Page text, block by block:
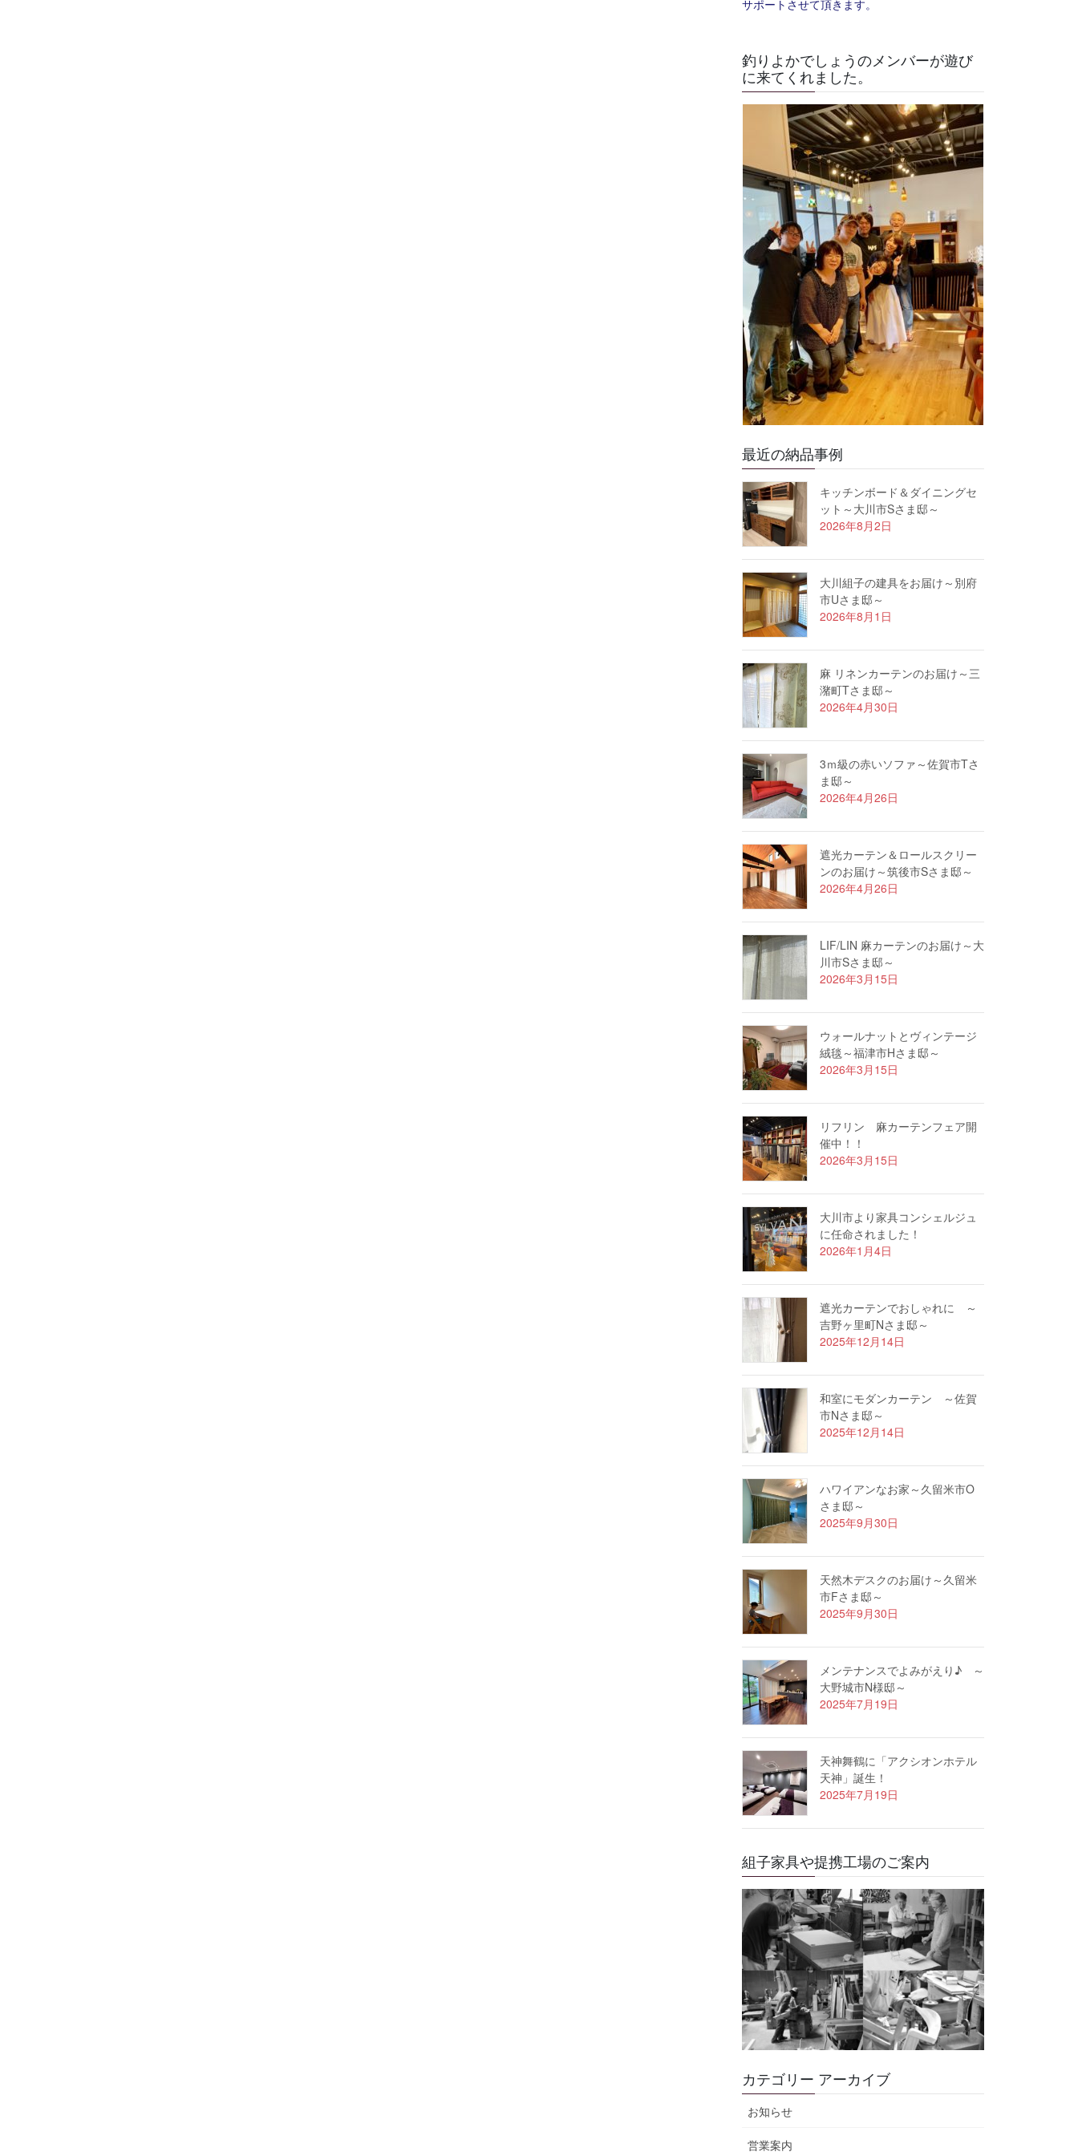
釣りよかでしょうのメンバーが遊び
に来てくれました。
最近の納品事例
キッチンボード＆ダイニングセ
ット～大川市Sさま邸～
2026年8月2日
大川組子の建具をお届け～別府
市Uさま邸～
2026年8月1日
麻 リネンカーテンのお届け～三
潴町Tさま邸～
2026年4月30日
3ｍ級の赤いソファ～佐賀市Tさ
ま邸～
2026年4月26日
遮光カーテン＆ロールスクリー
ンのお届け～筑後市Sさま邸～
2026年4月26日
LIF/LIN 麻カーテンのお届け～大
川市Sさま邸～
2026年3月15日
ウォールナットとヴィンテージ
絨毯～福津市Hさま邸～
2026年3月15日
リフリン 麻カーテンフェア開
催中！！
2026年3月15日
大川市より家具コンシェルジュ
に任命されました！
2026年1月4日
遮光カーテンでおしゃれに ～
吉野ヶ里町Nさま邸～
2025年12月14日
和室にモダンカーテン ～佐賀
市Nさま邸～
2025年12月14日
ハワイアンなお家～久留米市O
さま邸～
2025年9月30日
天然木デスクのお届け～久留米
市Fさま邸～
2025年9月30日
メンテナンスでよみがえり♪ ～
大野城市N様邸～
2025年7月19日
天神舞鶴に「アクシオンホテル
天神」誕生！
2025年7月19日
組子家具や提携工場のご案内
カテゴリー アーカイブ
お知らせ
営業案内